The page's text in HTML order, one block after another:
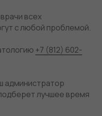
всех
с любой проблемой.
+7 (812) 602-
администратор
лучшее время